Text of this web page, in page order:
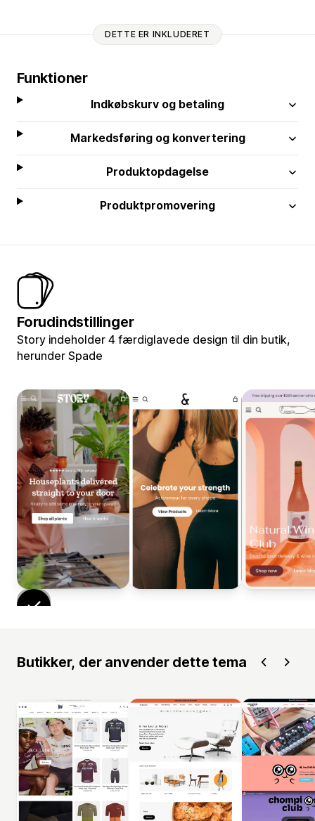
DETTE ER INKLUDERET
Funktioner
Indkøbskurv og betaling
Markedsføring og konvertering
Produktopdagelse
Produktpromovering
Forudindstillinger
Story indeholder 4 færdiglavede design til din butik,
herunder Spade
Butikker, der anvender dette tema